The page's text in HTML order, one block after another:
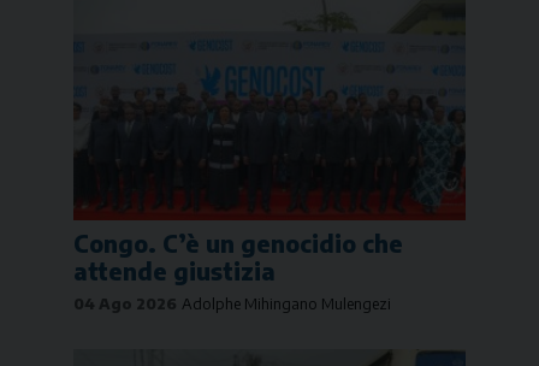
Congo. C’è un genocidio che
attende giustizia
04 Ago 2026 Adolphe Mihingano Mulengezi